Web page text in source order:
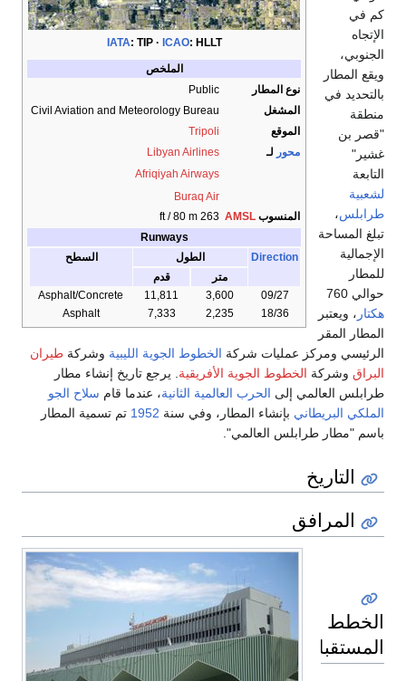
IATA: TIP ICAO: HLLT
الملخص
نوع المطار
Public
المشغل
Civil Aviation and Meteorology Bureau
الموقع
Tripoli
محور لـ
Libyan Airlines
Afriqiyah Airways
Buraq Air
المنسوب AMSL
263 ft / 80 m
Runways
Direction
الطول
السطح
متر
قدم
09/27
3,600
11,811
Asphalt/Concrete
18/36
2,235
7,333
Asphalt
كم في
الإتجاه
الجنوبي،
ويقع المطار
بالتحديد في
منطقة
"قصر بن
غشير"
التابعة
لشعبية
طرابلس،
تبلغ المساحة
الإجمالية
للمطار
حوالي 760
هكتار ، ويعتبر
المطار المقر
الرئيسي ومركز عمليات شركة الخطوط الجوية الليبية وشركة طيران
البراق وشركة الخطوط الجوية الأفريقية . يرجع تاريخ إنشاء مطار
طرابلس العالمي إلى الحرب العالمية الثانية، عندما قام سلاح الجو
الملكي البريطاني بإنشاء المطار، وفي سنة 1952 تم تسمية المطار
باسم "مطار طرابلس العالمي".
التاريخ
المرافق
الخطط
المستقبلية